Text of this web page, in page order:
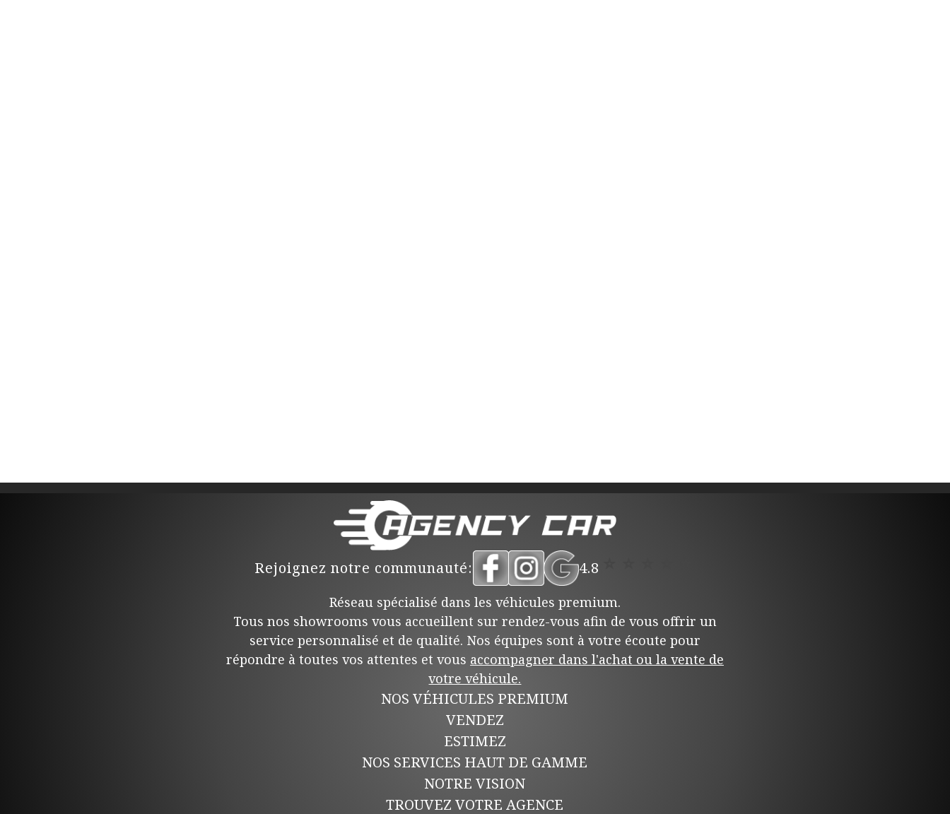
Rejoignez notre communauté: 4.8
Réseau spécialisé dans les véhicules premium.
Tous nos showrooms vous accueillent sur rendez-vous afin de vous offrir un
service personnalisé et de qualité. Nos équipes sont à votre écoute pour
répondre à toutes vos attentes et vous accompagner dans l'achat ou la vente de
votre véhicule.
NOS VÉHICULES PREMIUM
VENDEZ
ESTIMEZ
NOS SERVICES HAUT DE GAMME
NOTRE VISION
TROUVEZ VOTRE AGENCE